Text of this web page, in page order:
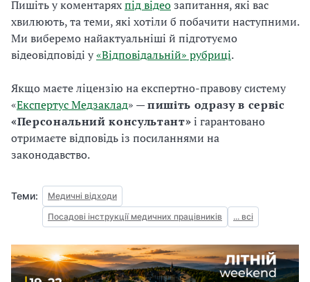
Пишіть у коментаряхпід відеозапитання, які вас
хвилюють, та теми, які хотіли б побачити наступними.
Ми виберемо найактуальніші й підготуємо
відеовідповіді у«Відповідальній» рубриці.
Якщо маєте ліцензію на експертно-правову систему
«Експертус Медзаклад» —пишіть одразу в сервіс
«Персональний консультант»і гарантовано
отримаєте відповідь із посиланнями на
законодавство.
Теми:
Медичні відходи
Посадові інструкції медичних працівників
... всі